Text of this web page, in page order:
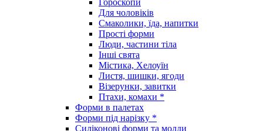
Для чоловіків
Смаколики, їда, напитки
Прості форми
Люди, частини тіла
Інші свята
Містика, Хелоуїн
Листя, шишки, ягоди
Візерунки, завитки
Птахи, комахи *
Форми в палетах
Форми під нарізку *
Силіконові форми та молди